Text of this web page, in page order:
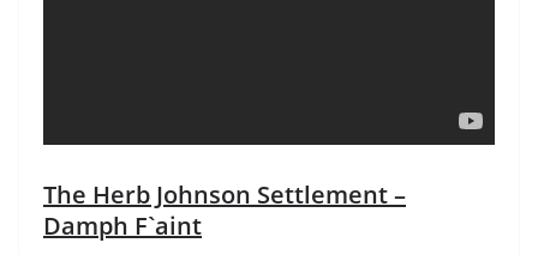
The Herb Johnson Settlement –
Damph F`aint